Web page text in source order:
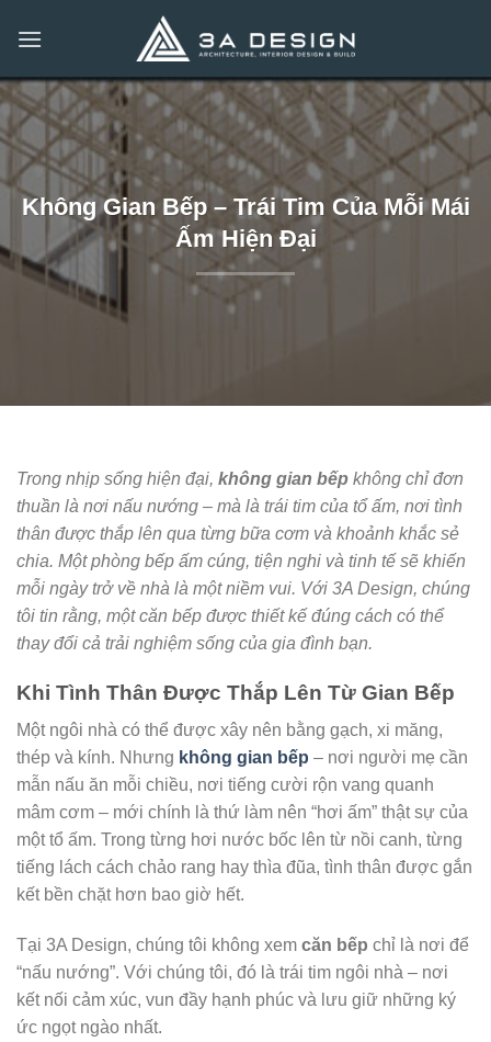
qua
dung
Không Gian Bếp – Trái Tim Của Mỗi Mái
Ấm Hiện Đại
Trong nhịp sống hiện đại, không gian bếp không chỉ đơn
thuần là nơi nấu nướng – mà là trái tim của tổ ấm, nơi tình
thân được thắp lên qua từng bữa cơm và khoảnh khắc sẻ
chia. Một phòng bếp ấm cúng, tiện nghi và tinh tế sẽ khiến
mỗi ngày trở về nhà là một niềm vui. Với 3A Design, chúng
tôi tin rằng, một căn bếp được thiết kế đúng cách có thể
thay đổi cả trải nghiệm sống của gia đình bạn.
Khi Tình Thân Được Thắp Lên Từ Gian Bếp
Một ngôi nhà có thể được xây nên bằng gạch, xi măng,
thép và kính. Nhưng không gian bếp – nơi người mẹ cần
mẫn nấu ăn mỗi chiều, nơi tiếng cười rộn vang quanh
mâm cơm – mới chính là thứ làm nên “hơi ấm” thật sự của
một tổ ấm. Trong từng hơi nước bốc lên từ nồi canh, từng
tiếng lách cách chảo rang hay thìa đũa, tình thân được gắn
kết bền chặt hơn bao giờ hết.
Tại 3A Design, chúng tôi không xem căn bếp chỉ là nơi để
“nấu nướng”. Với chúng tôi, đó là trái tim ngôi nhà – nơi
kết nối cảm xúc, vun đầy hạnh phúc và lưu giữ những ký
ức ngọt ngào nhất.